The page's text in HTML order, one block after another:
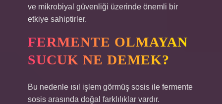
ve mikrobiyal güvenliği üzerinde önemli bir
etkiye sahiptirler.
FERMENTE OLMAYAN
SUCUK NE DEMEK?
Bu nedenle ısıl işlem görmüş sosis ile fermente
sosis arasında doğal farklılıklar vardır.